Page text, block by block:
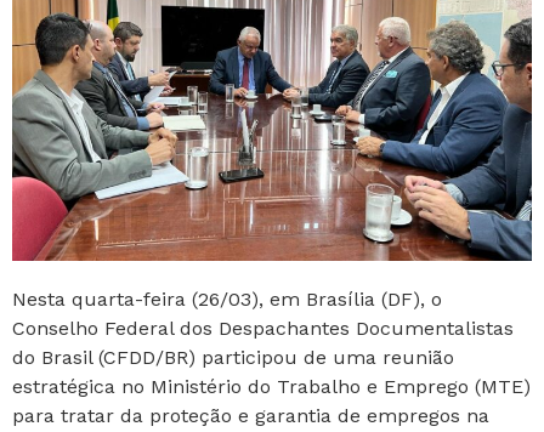
Nesta quarta-feira (26/03), em Brasília (DF), o
Conselho Federal dos Despachantes Documentalistas
do Brasil (CFDD/BR) participou de uma reunião
estratégica no Ministério do Trabalho e Emprego (MTE)
para tratar da proteção e garantia de empregos na